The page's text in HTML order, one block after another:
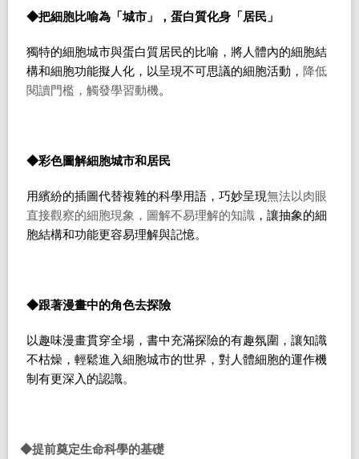
◆把細胞比喻為「城市」，蛋白質化身「居民」
獨特的細胞城市與蛋白質居民的比喻，將人體內的細胞結
構和細胞功能擬人化，以呈現不可思議的細胞活動， 降低
閱讀門檻，觸發學習動機。
◆彩色圖解細胞城市和居民
用繽紛的插圖代替複雜的科學用語，巧妙呈現無法以肉眼
直接觀察的細胞現象，圖解不易理解的知識 ，讓抽象的細
胞結構和功能更容易理解與記憶。
◆跟著漫畫中的角色去探險
以趣味漫畫貫穿全場，書中充滿探險的有趣氛圍，讓知識
不枯燥，輕鬆進入細胞城市的世界，對人體細胞的運作機
制有更深入的認識。
◆提前奠定生命科學的基礎